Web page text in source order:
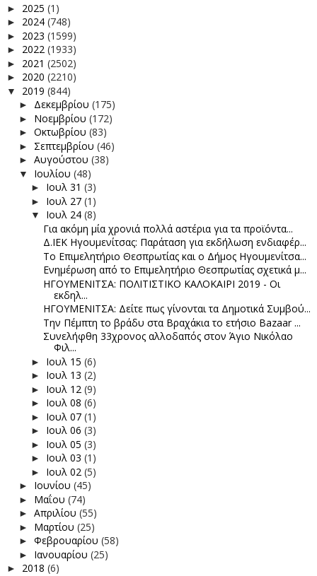
► 2025 (1)
► 2024 (748)
► 2023 (1599)
► 2022 (1933)
► 2021 (2502)
► 2020 (2210)
▼ 2019 (844)
► Δεκεμβρίου (175)
► Νοεμβρίου (172)
► Οκτωβρίου (83)
► Σεπτεμβρίου (46)
► Αυγούστου (38)
▼ Ιουλίου (48)
► Ιουλ 31 (3)
► Ιουλ 27 (1)
▼ Ιουλ 24 (8)
Για ακόμη μία χρονιά πολλά αστέρια για τα προϊόντα...
Δ.ΙΕΚ Ηγουμενίτσας: Παράταση για εκδήλωση ενδιαφέρ...
Το Επιμελητήριο Θεσπρωτίας και ο Δήμος Ηγουμενίτσα...
Ενημέρωση από το Επιμελητήριο Θεσπρωτίας σχετικά μ...
ΗΓΟΥΜΕΝΙΤΣΑ: ΠΟΛΙΤΙΣΤΙΚΟ ΚΑΛΟΚΑΙΡΙ 2019 - Οι
εκδηλ...
ΗΓΟΥΜΕΝΙΤΣΑ: Δείτε πως γίνονται τα Δημοτικά Συμβού...
Την Πέμπτη το βράδυ στα Βραχάκια το ετήσιο Bazaar ...
Συνελήφθη 33χρονος αλλοδαπός στον Άγιο Νικόλαο
Φιλ...
► Ιουλ 15 (6)
► Ιουλ 13 (2)
► Ιουλ 12 (9)
► Ιουλ 08 (6)
► Ιουλ 07 (1)
► Ιουλ 06 (3)
► Ιουλ 05 (3)
► Ιουλ 03 (1)
► Ιουλ 02 (5)
► Ιουνίου (45)
► Μαΐου (74)
► Απριλίου (55)
► Μαρτίου (25)
► Φεβρουαρίου (58)
► Ιανουαρίου (25)
► 2018 (6)